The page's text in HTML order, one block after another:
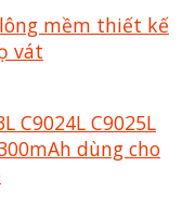
mềm thiết kế
vát